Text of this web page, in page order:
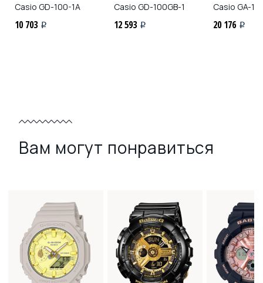
Casio GD-100-1A
10 703 i
Casio GD-100GB-1
12 593 i
Casio GA-
20 176 i
Вам могут понравиться